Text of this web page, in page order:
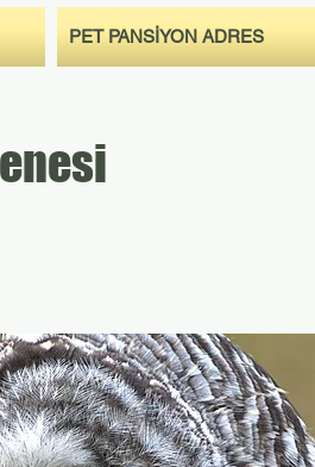
PET PANSİYON ADRES